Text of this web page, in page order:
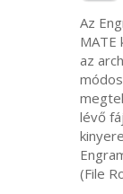
Az
MATE
az
lévő
(File